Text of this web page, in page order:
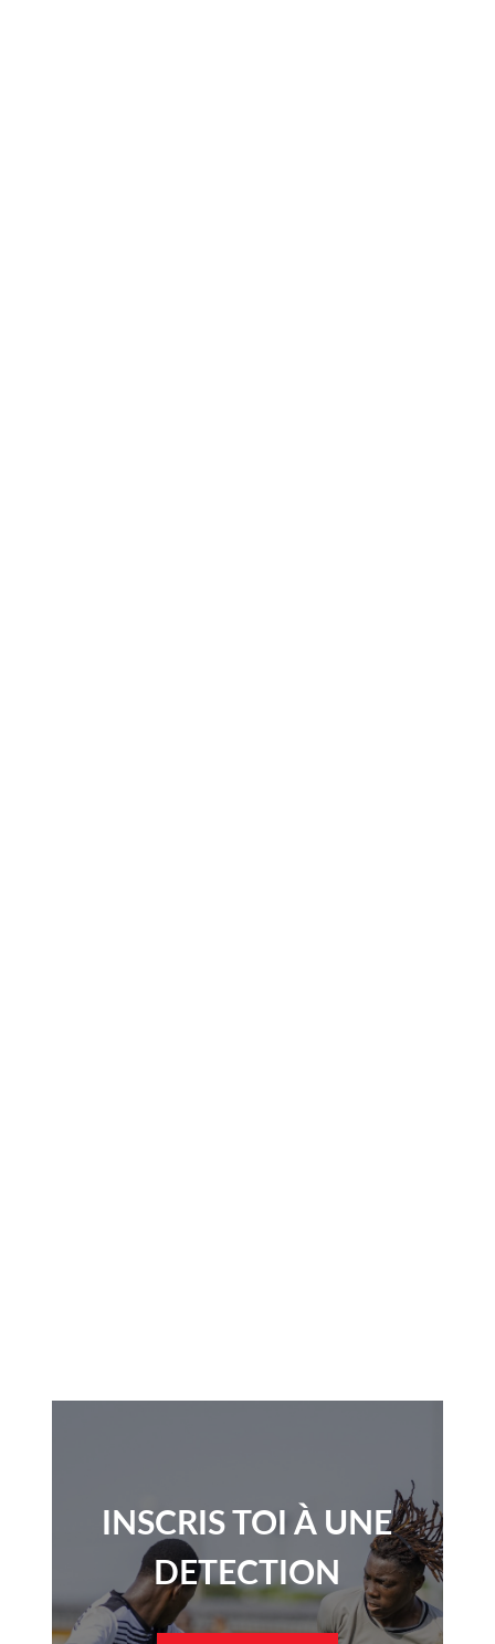
INSCRIS TOI À UNE
DETECTION​